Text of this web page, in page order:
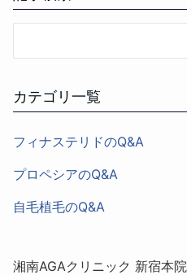
カテゴリ一覧
フィナステリドのQ&A
プロペシアのQ&A
自毛植毛のQ&A
湘南AGAクリニック 新宿本院